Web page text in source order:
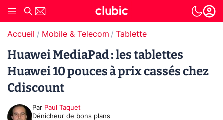
Accueil Mobile & Telecom Tablette
Huawei MediaPad : les tablettes
Huawei 10 pouces à prix cassés chez
Cdiscount
Par Paul Taquet
Dénicheur de bons plans